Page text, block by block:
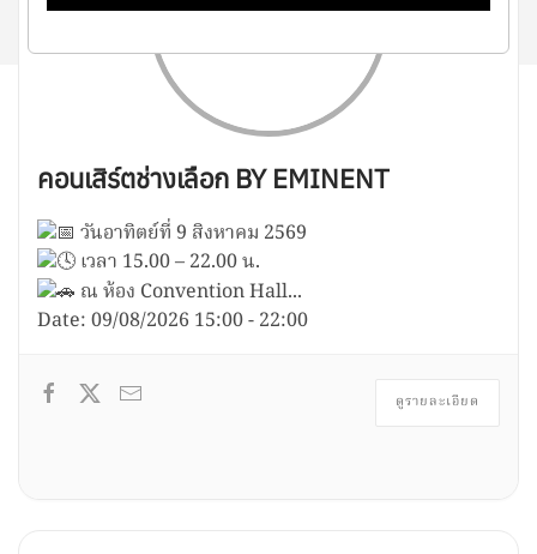
คอนเสิร์ตช่างเลือก BY EMINENT
วันอาทิตย์ที่ 9 สิงหาคม 2569
เวลา 15.00 – 22.00 น.
ณ ห้อง Convention Hall...
Date:09/08/2026 15:00-22:00
ดูรายละเอียด